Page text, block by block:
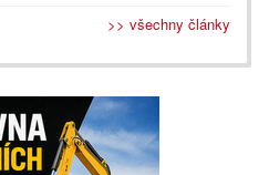
>> všechny články